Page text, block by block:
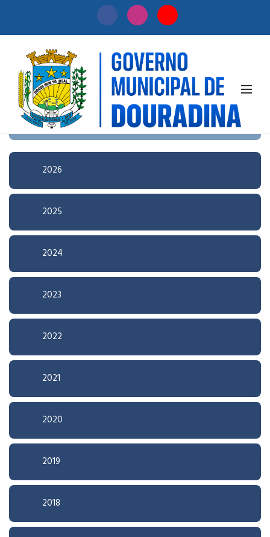
Início / Licitação
Pesquisa Avançada
2026
2025
2024
2023
2022
2021
2020
2019
2018